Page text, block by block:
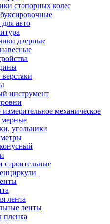
стопорных колес
авто
дверные
инструмент
измерительное механическое
угольники
строительные
лента
ленты
пленка